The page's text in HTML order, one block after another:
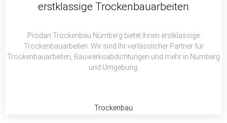
r
p
erstklassige Trockenbauarbeiten
Prodan Trockenbau Nürnberg bietet Ihnen erstklassige
Trockenbauarbeiten. Wir sind Ihr verlässlicher Partner für
Trockenbauarbeiten, Bauwerksabdichtungen und mehr in Nürnberg
und Umgebung.
Trockenbau